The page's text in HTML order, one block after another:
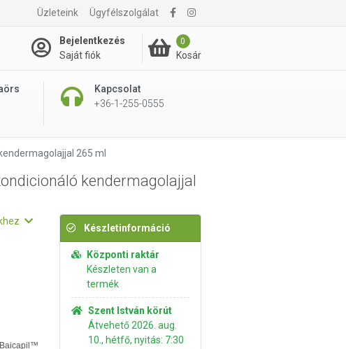
Üzleteink Ügyfélszolgálat
Bejelentkezés
Saját fiók
0
Kosár
Kapcsolat
+36-1-255-0555
6 450 Ft Kosárba rakom
265 ml
kendermagolajjal
Készletinformáció
Központi raktár
Készleten van a
termék
Szent István körút
Átvehető 2026. aug.
10., hétfő, nyitás: 7:30